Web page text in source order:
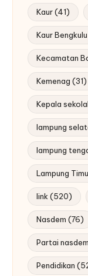
Kaur(41)
Kaur Bengkulu
Kecamatan
Kemenag (31)
Kepala
lampung
lampung
Lampung
link (520)
Nasdem (76)
Partai nasdem
Pendidikan